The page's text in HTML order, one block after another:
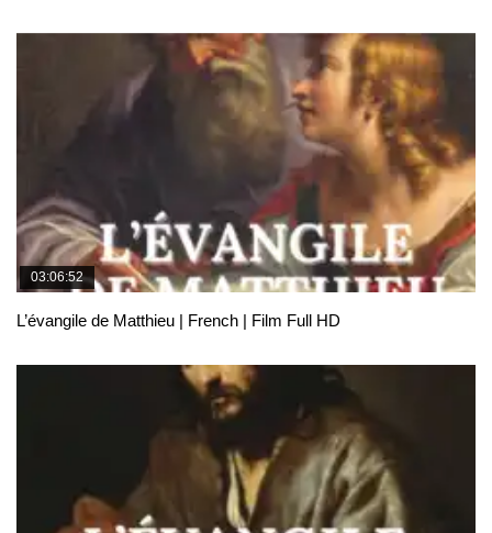
03:06:52
L’évangile de Matthieu | French | Film Full HD